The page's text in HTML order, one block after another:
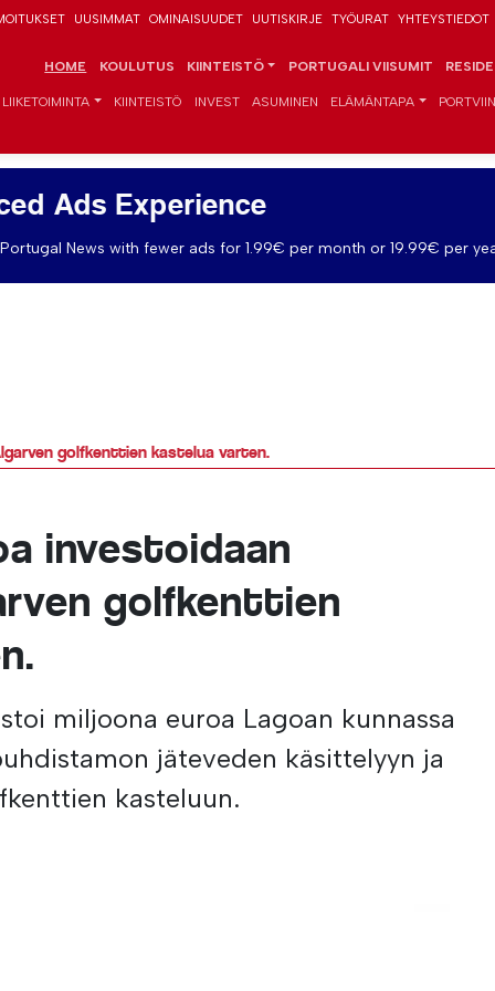
UUSIMMAT OMINAISUUDET UUTISKIRJE TYÖURAT YHTEYSTIEDOT
HOME KOULUTUS KIINTEISTÖ PORTUGALI VIISUMIT
LIIKETOIMINTA KIINTEISTÖ INVEST ASUMINEN ELÄMÄNTAPA
Ads Experience
News with fewer ads for 1.99€ per month or 19.99€ per
golfkenttien kastelua varten.
investoidaan
golfkenttien
miljoona euroa Lagoan kunnassa
jäteveden käsittelyyn ja
kasteluun.